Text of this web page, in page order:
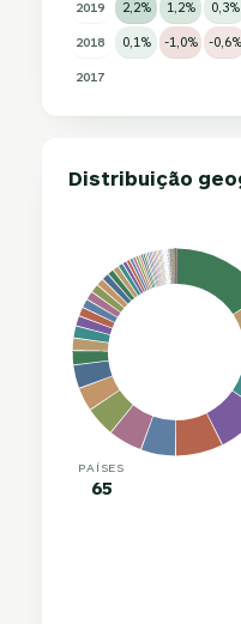
2019 2,2% 1,2% 0,3%
2018 0,1% -1,0% -0,6%
2017
Distribuição
PAÍSES
65